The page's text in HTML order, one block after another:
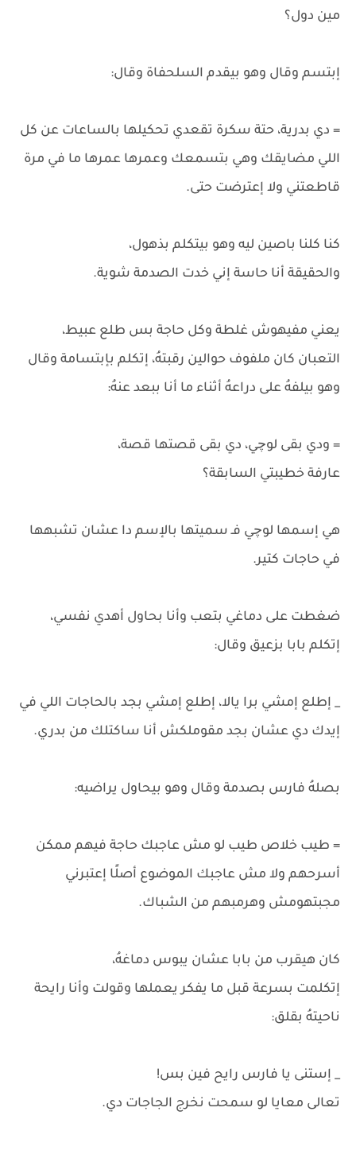
مين دول؟
إبتسم وقال وهو بيقدم السلحفاة وقال:
= دي بدرية، حتة سكرة تقعدي تحكيلها بالساعات عن كل
اللي مضايقك وهي بتسمعك وعمرها عمرها ما في مرة
قاطعتني ولا إعترضت حتى.
كنا كلنا باصين ليه وهو بيتكلم بذهول،
والحقيقة أنا حاسة إني خدت الصدمة شوية.
يعني مفيهوش غلطة وكل حاجة بس طلع عبيط،
التعبان كان ملفوف حوالين رقبتهُ، إتكلم بإبتسامة وقال
وهو بيلفهُ على دراعهُ أثناء ما أنا ببعد عنهُ:
= ودي بقى لوچي، دي بقى قصتها قصة،
عارفة خطيبتي السابقة؟
هي إسمها لوچي فـ سميتها بالإسم دا عشان تشبهها
في حاجات كتير.
ضغطت على دماغي بتعب وأنا بحاول أهدي نفسي،
إتكلم بابا بزعيق وقال:
_ إطلع إمشي برا يالا، إطلع إمشي بجد بالحاجات اللي في
إيدك دي عشان بجد مقوملكش أنا ساكتلك من بدري.
بصلهُ فارس بصدمة وقال وهو بيحاول يراضيه:
= طيب خلاص طيب لو مش عاجبك حاجة فيهم ممكن
أسرحهم ولا مش عاجبك الموضوع أصلًا إعتبرني
مجبتهومش وهرمبهم من الشباك.
كان هيقرب من بابا عشان يبوس دماغهُ،
إتكلمت بسرعة قبل ما يفكر يعملها وقولت وأنا رايحة
ناحيتهُ بقلق:
_ إستنى يا فارس رايح فين بس!
تعالى معايا لو سمحت نخرج الجاجات دي.